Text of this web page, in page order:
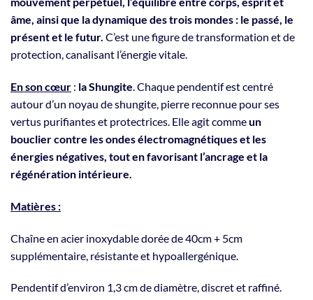
âme, ainsi que la dynamique des trois mondes : le passé, le
présent et le futur. C’est une figure de transformation et de
protection, canalisant l’énergie vitale.
En son cœur : la Shungite. Chaque pendentif est centré
autour d’un noyau de shungite, pierre reconnue pour ses
vertus purifiantes et protectrices. Elle agit commeun
bouclier contre les ondes électromagnétiques et les
énergies négatives, tout en favorisant l’ancrage et la
régénération intérieure.
Matières :
Chaîne en acier inoxydable dorée de 40cm + 5cm
supplémentaire, résistante et hypoallergénique.
Pendentif d’environ 1,3 cm de diamètre, discret et raffiné.